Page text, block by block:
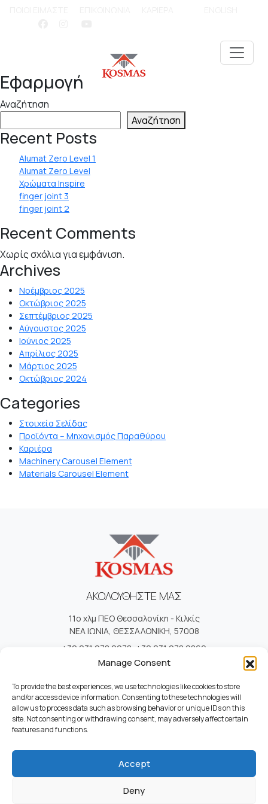
Manage Consent
To provide the best experiences, we use technologies like cookies to store
and/or access device information. Consenting to these technologies will
allow us to process data such as browsing behavior or unique IDs on this
site. Not consenting or withdrawing consent, may adversely affect certain
features and functions.
Accept
Deny
Εφαρμογή
Αναζήτηση
Αναζήτηση
Recent Posts
Alumat Zero Level 1
Alumat Zero Level
Χρώματα Inspire
finger joint 3
finger joint 2
Recent Comments
Χωρίς σχόλια για εμφάνιση.
Archives
Νοέμβριος 2025
Οκτώβριος 2025
Σεπτέμβριος 2025
Αύγουστος 2025
Ιούνιος 2025
Απρίλιος 2025
Μάρτιος 2025
Οκτώβριος 2024
Categories
Στοιχεία Σελίδας
Προϊόντα – Μηχανισμός Παραθύρου
Καριέρα
Machinery Carousel Element
Materials Carousel Element
ΑΚΟΛΟΥΘΗΣΤΕ ΜΑΣ
11ο χλμ ΠΕΟ Θεσσαλονίκη - Κιλκίς
ΝΕΑ ΙΩΝΙΑ, ΘΕΣΣΑΛΟΝΙΚΗ, 57008
+30 231 078 2278 +30 231 078 2869
+30 231 078 1620,+30 231 078 3902
ΧΡΗΣΙΜΟΙ ΣΥΝΔΕΣΜΟΙ
Ποιοί Είμαστε
Καριέρα
Όροι Χρήσης
Πολιτική Απορρήτου